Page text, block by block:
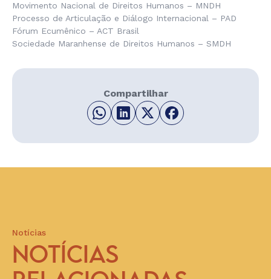
Movimento Nacional de Direitos Humanos – MNDH
Processo de Articulação e Diálogo Internacional – PAD
Fórum Ecumênico – ACT Brasil
Sociedade Maranhense de Direitos Humanos – SMDH
Compartilhar
Notícias
NOTÍCIAS